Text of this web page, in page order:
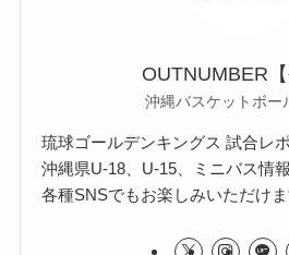
OUTNUMBER【
沖縄バスケットボー
琉球ゴールデンキングス 試合レ
沖縄県U-18、U-15、ミニバス情
各種SNSでもお楽しみいただけ